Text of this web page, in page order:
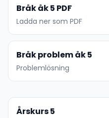
Bråk åk 5 PDF
Ladda ner som PDF
Bråk problem åk 5
Problemlösning
Årskurs 5